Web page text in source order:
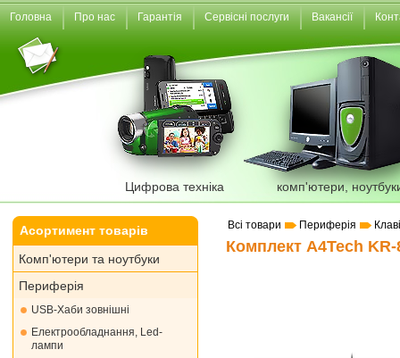
Головна Про нас Гарантія Сервісні послуги Вакансії
Цифрова техніка комп'ютери,
Асортимент товарів
Комп'ютери та ноутбуки
Периферія
USB-Хаби зовнішні
Електрообладнання, Led-
лампи
Всі товари Периферія
Комплект A4Tech